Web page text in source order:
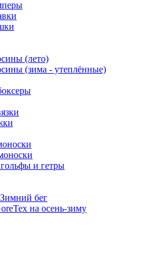
(лето)
(зима - утеплённые)
и гетры
бег
на осень-зиму